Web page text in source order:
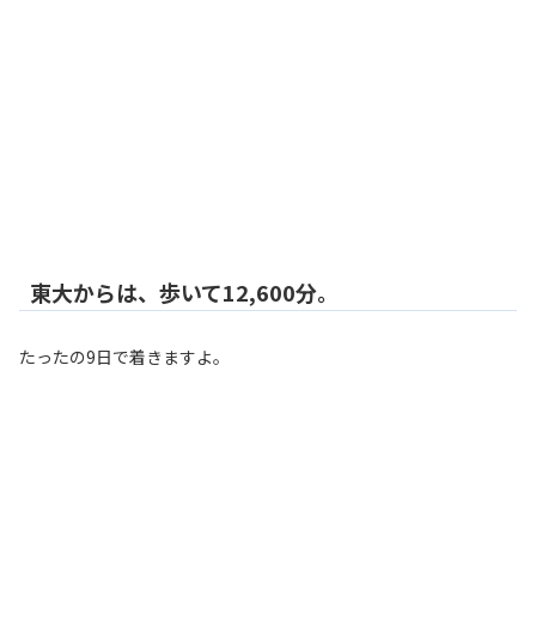
東大からは、歩いて12,600分。
たったの9日で着きますよ。